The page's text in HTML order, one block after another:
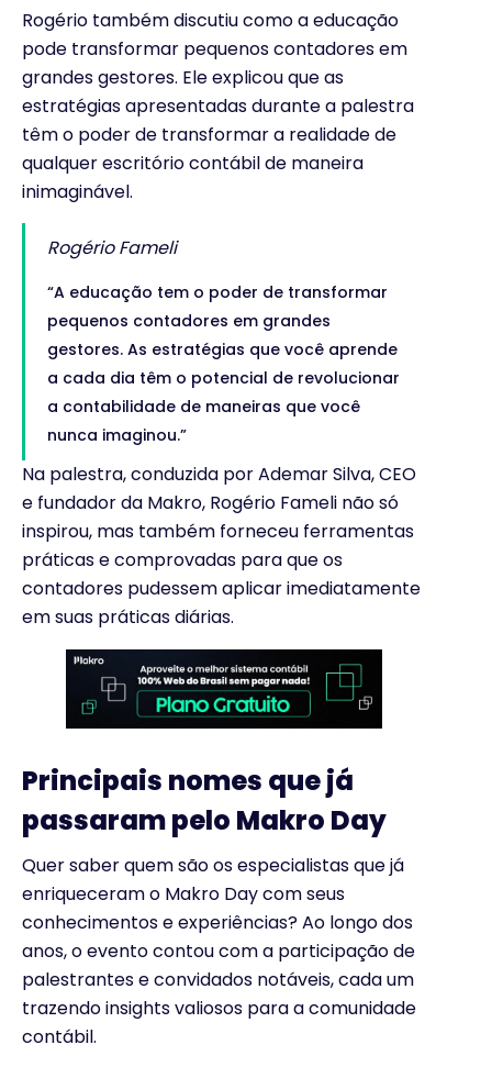
Rogério também discutiu como a educação
pode transformar pequenos contadores em
grandes gestores. Ele explicou que as
estratégias apresentadas durante a palestra
têm o poder de transformar a realidade de
qualquer escritório contábil de maneira
inimaginável.
Rogério Fameli
“A educação tem o poder de transformar
pequenos contadores em grandes
gestores. As estratégias que você aprende
a cada dia têm o potencial de revolucionar
a contabilidade de maneiras que você
nunca imaginou.”
Na palestra, conduzida por Ademar Silva, CEO
e fundador da Makro, Rogério Fameli não só
inspirou, mas também forneceu ferramentas
práticas e comprovadas para que os
contadores pudessem aplicar imediatamente
em suas práticas diárias.
Principais nomes que já
passaram pelo Makro Day
Quer saber quem são os especialistas que já
enriqueceram o Makro Day com seus
conhecimentos e experiências? Ao longo dos
anos, o evento contou com a participação de
palestrantes e convidados notáveis, cada um
trazendo insights valiosos para a comunidade
contábil.